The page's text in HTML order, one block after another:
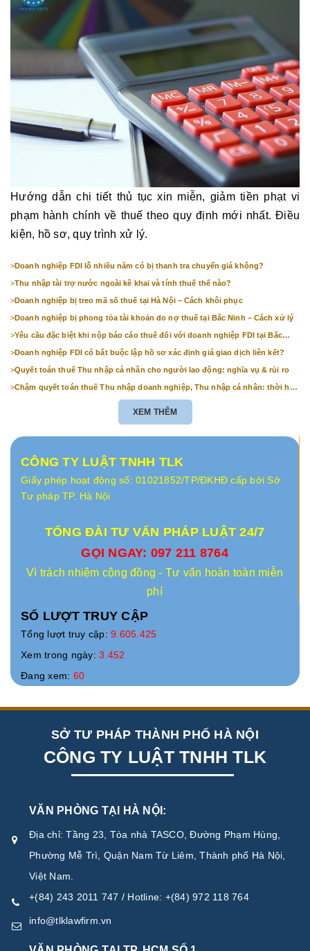
Hướng dẫn chi tiết thủ tục xin miễn, giảm tiền phạt vi
phạm hành chính về thuế theo quy định mới nhất. Điều
kiện, hồ sơ, quy trình xử lý.
>Doanh nghiệp FDI lỗ nhiều năm có bị thanh tra chuyển giá không?
>Thu nhập tài trợ nước ngoài kê khai và tính thuế thế nào?
>Doanh nghiệp bị treo mã số thuế tại Hà Nội – Cách khôi phục
>Doanh nghiệp bị phong tỏa tài khoản do nợ thuế tại Bắc Ninh – Cách xử lý
>Yêu cầu đặc biệt khi nộp báo cáo thuế đối với doanh nghiệp FDI tại Bắc
>Doanh nghiệp FDI có bắt buộc lập hồ sơ xác định giá giao dịch liên kết?
>Quyết toán thuế Thu nhập cá nhân cho người lao động: nghĩa vụ & rủi ro
>Chậm quyết toán thuế Thu nhập doanh nghiệp, Thu nhập cá nhân: thời hạn
XEM THÊM
CÔNG TY LUẬT TNHH TLK
Giấy phép hoạt động số: 01021852/TP/ĐKHĐ cấp bởi Sở
Tư pháp TP. Hà Nội
TỔNG ĐÀI TƯ VẤN PHÁP LUẬT 24/7
GỌI NGAY: 097 211 8764
Vì trách nhiệm cộng đồng - Tư vấn hoàn toàn miễn
phí
SỐ LƯỢT TRUY CẬP
Tổng lượt truy cập: 9.605.425
Xem trong ngày: 3.452
Đang xem: 60
SỞ TƯ PHÁP THÀNH PHỐ HÀ NỘI
CÔNG TY LUẬT TNHH TLK
VĂN PHÒNG TẠI HÀ NỘI:
Địa chỉ: Tầng 23, Tòa nhà TASCO, Đường Phạm Hùng,
Phường Mễ Trì, Quận Nam Từ Liêm, Thành phố Hà Nội,
Việt Nam.
+(84) 243 2011 747 / Hotline: +(84) 972 118 764
info@tlklawfirm.vn